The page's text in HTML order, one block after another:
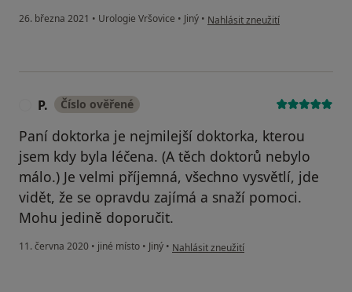
26. března 2021 • Urologie Vršovice • Jiný • podle názoru uživatele Ing.
Nahlásit zneužití
P. Číslo ověřené
Paní doktorka je nejmilejší doktorka, kterou
jsem kdy byla léčena. (A těch doktorů nebylo
málo.) Je velmi příjemná, všechno vysvětlí, jde
vidět, že se opravdu zajímá a snaží pomoci.
Mohu jedině doporučit.
11. června 2020 • jiné místo • Jiný • podle názoru uživatele P.
Nahlásit zneužití